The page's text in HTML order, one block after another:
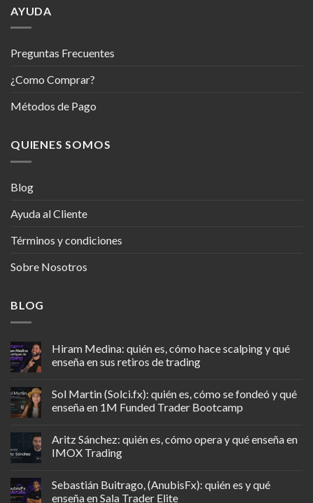
AYUDA
Preguntas Frecuentes
¿Como Comprar?
Métodos de Pago
QUIENES SOMOS
Blog
Ayuda al Cliente
Términos y condiciones
Sobre Nosotros
BLOG
Hiram Medina: quién es, cómo hace scalping y qué
enseña en sus retiros de trading
Sol Martin (Solci.fx): quién es, cómo se fondeó y qué
enseña en 1M Funded Trader Bootcamp
Aritz Sánchez: quién es, cómo opera y qué enseña en
IMOX Trading
Sebastián Buitrago, (AnubisFx): quién es y qué
enseña en Sala Trader Elite